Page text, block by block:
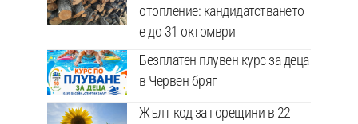
отопление: кандидатстването
е до 31 октомври
Безплатен плувен курс за деца
в Червен бряг
Жълт код за горещини в 22